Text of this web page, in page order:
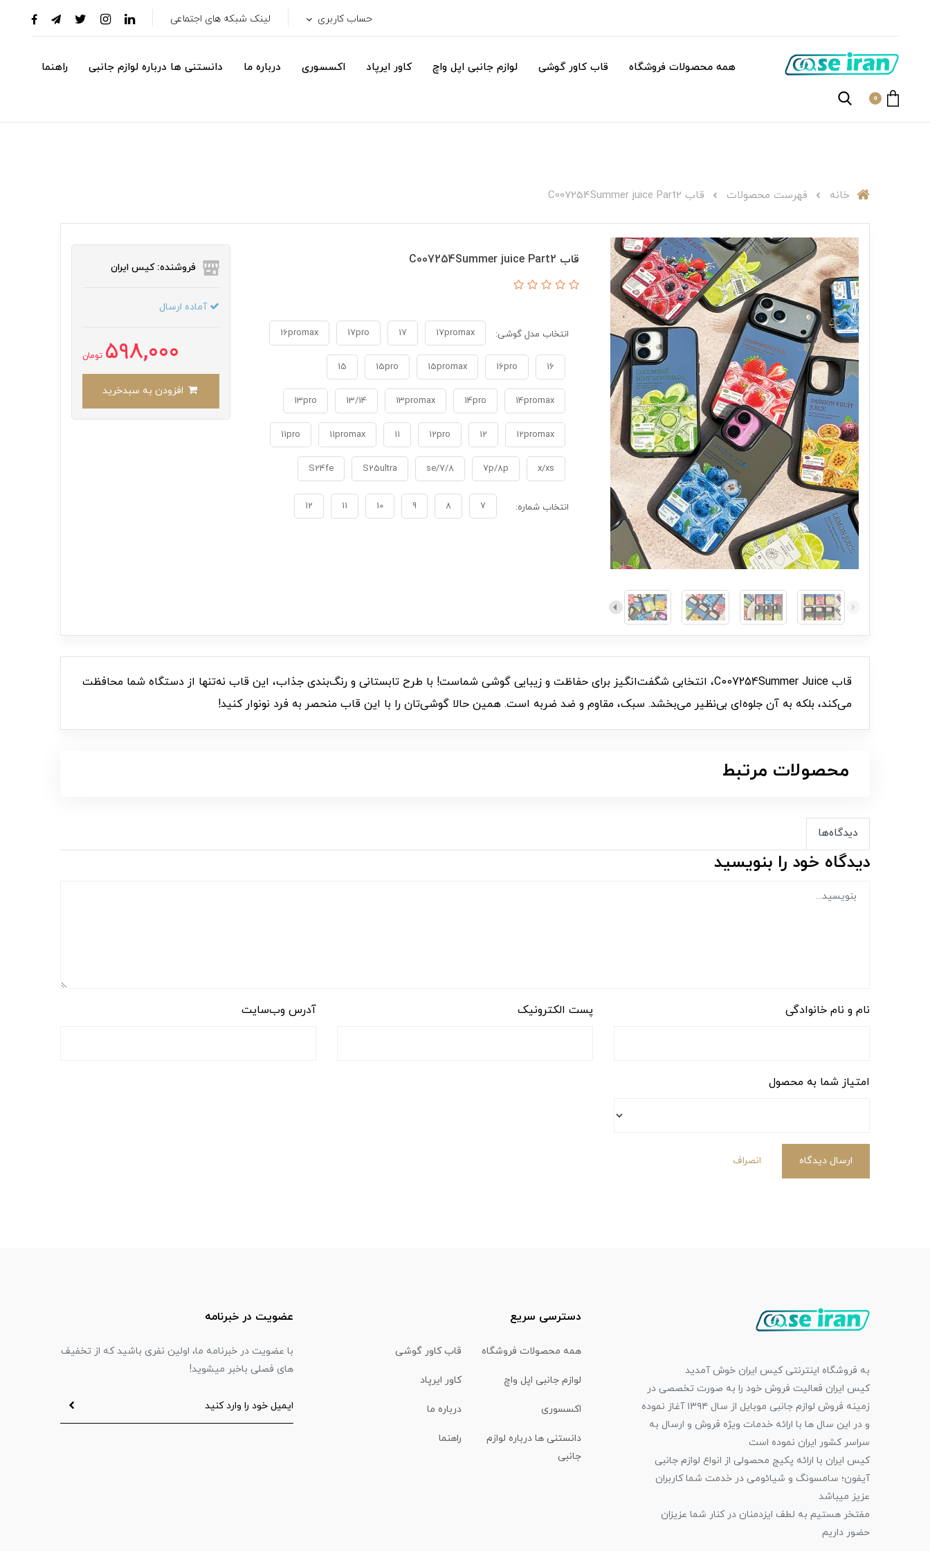
حساب کاربری لینک شبکه های اجتماعی
همه محصولات فروشگاه قاب کاور گوشی لوازم جانبی اپل واچ کاور ایرپاد اکسسوری درباره ما دانستنی ها درباره لوازم جانبی راهنما
0
خانه فهرست محصولات قاب C007254Summer juice Part2
قاب C007254Summer juice Part2
انتخاب مدل گوشی: 17promax
17
17pro
16promax
16
16pro
15promax
15pro
15
14promax
14pro
13promax
13/14
13pro
12promax
12
12pro
11
11promax
11pro
x/xs
7p/8p
7/8/se
S25ultra
S24fe
انتخاب شماره: 7
8
9
10
11
12
فروشنده: کیس ایران
آماده ارسال
598,000 تومان
قاب C007254Summer Juice، انتخابی شگفت‌انگیز برای حفاظت و زیبایی گوشی شماست! با طرح تابستانی و رنگ‌بندی جذاب، این قاب نه‌تنها از دستگاه شما محافظت
می‌کند، بلکه به آن جلوه‌ای بی‌نظیر می‌بخشد. سبک، مقاوم و ضد ضربه است. همین حالا گوشی‌تان را با این قاب منحصر به فرد نونوار کنید!
محصولات مرتبط
دیدگاه‌ها
دیدگاه خود را بنویسید
نام و نام خانوادگی پست الکترونیک آدرس وب‌سایت
امتیاز شما به محصول
ارسال دیدگاه انصراف
به فروشگاه اینترنتی کیس ایران خوش آمدید
کیس ایران فعالیت فروش خود را به صورت تخصصی در
زمینه فروش لوازم جانبی موبایل از سال ۱۳۹۴ آغاز نموده
و در این سال ها با ارائه خدمات ویژه فروش و ارسال به
سراسر کشور ایران نموده است
کیس ایران با ارائه پکیج محصولی از انواع لوازم جانبی
آیفون؛ سامسونگ و شیائومی در خدمت شما کاربران
عزیز میباشد
مفتخر هستیم به لطف ایزدمنان در کنار شما عزیزان
حضور داریم
دسترسی سریع
همه محصولات فروشگاه قاب کاور گوشی
لوازم جانبی اپل واچ کاور ایرپاد
اکسسوری درباره ما
دانستنی ها درباره لوازم
جانبی
راهنما
عضویت در خبرنامه
با عضویت در خبرنامه ما، اولین نفری باشید که از تخفیف
های فصلی باخبر میشوید!